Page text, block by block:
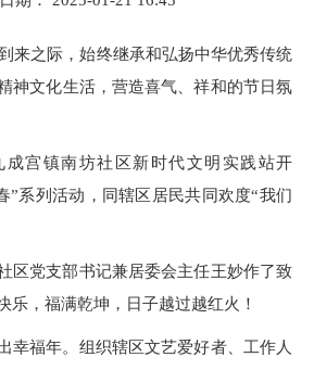
来之际，始终继承和弘扬中华优秀传统
神文化生活，营造喜气、祥和的节日氛
成宫镇南坊社区新时代文明实践站开
”系列活动，同辖区居民共同欢度“我们
区党支部书记兼居委会主任王妙作了致
乐，福满乾坤，日子越过越红火！
幸福年。组织辖区文艺爱好者、工作人